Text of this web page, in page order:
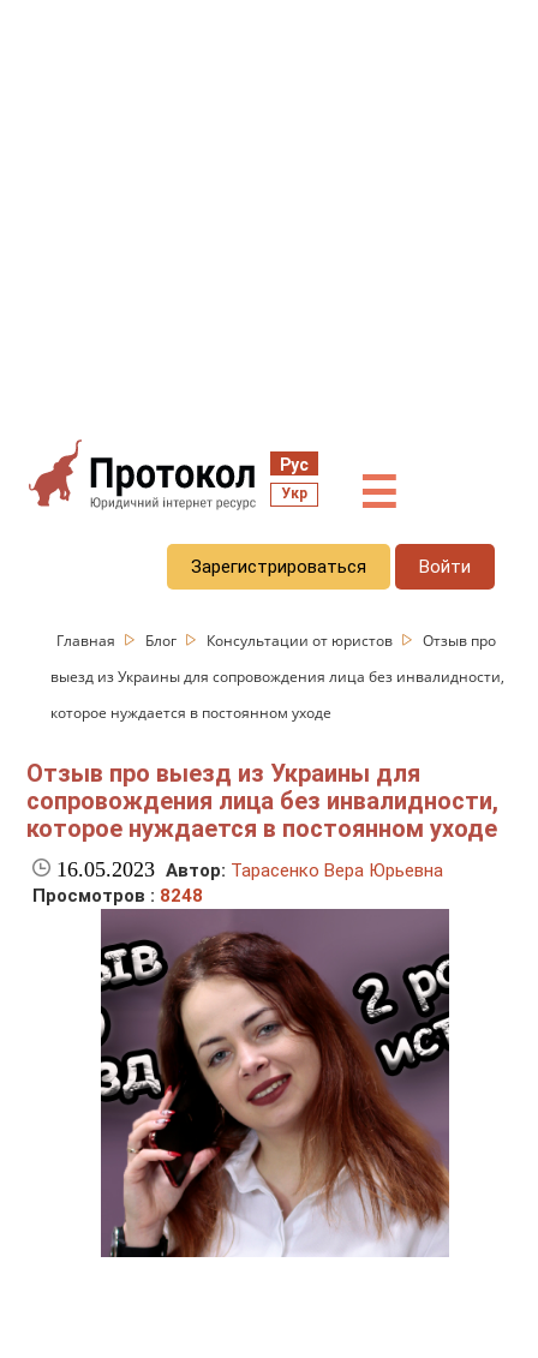
Рус
Укр ☰
Зарегистрироваться Войти
Главная Блог Консультации от юристов
Отзыв про
выезд из Украины для сопровождения лица без инвалидности,
которое нуждается в постоянном уходе
Отзыв про выезд из Украины для
сопровождения лица без инвалидности,
которое нуждается в постоянном уходе
16.05.2023 Автор: Тарасенко Вера Юрьевна
Просмотров : 8248